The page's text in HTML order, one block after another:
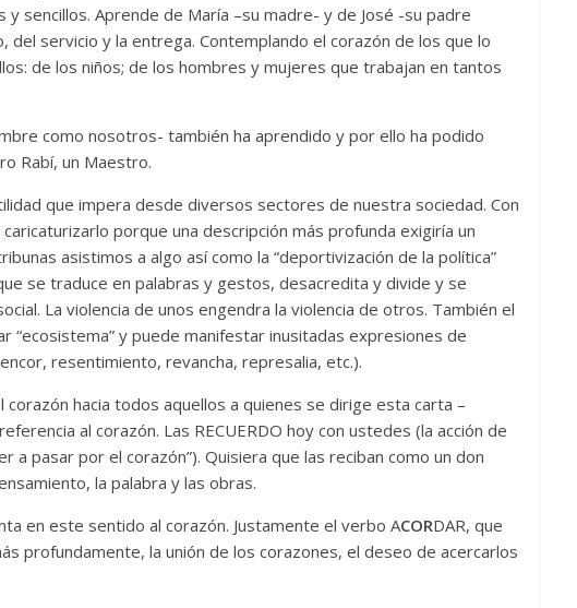
sencillos. Aprende de María –su madre- y de José -su padre
servicio y la entrega. Contemplando el corazón de los que lo
de los niños; de los hombres y mujeres que trabajan en tantos
como nosotros- también ha aprendido y por ello ha podido
Rabí, un Maestro.
que impera desde diversos sectores de nuestra sociedad. Con
porque una descripción más profunda exigiría un
asistimos a algo así como la “deportivización de la política”
se traduce en palabras y gestos, desacredita y divide y se
La violencia de unos engendra la violencia de otros. También el
“ecosistema” y puede manifestar inusitadas expresiones de
resentimiento, revancha, represalia, etc.).
hacia todos aquellos a quienes se dirige esta carta –
al corazón. Las RECUERDO hoy con ustedes (la acción de
a pasar por el corazón”). Quisiera que las reciban como un don
la palabra y las obras.
en este sentido al corazón. Justamente el verbo ACORDAR, que
profundamente, la unión de los corazones, el deseo de acercarlos